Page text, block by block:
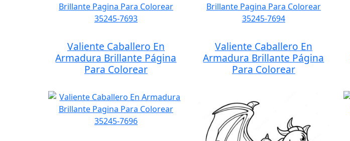
Valiente Caballero En
Armadura Brillante Página
Para Colorear
Valiente Caballero En
Armadura Brillante Página
Para Colorear